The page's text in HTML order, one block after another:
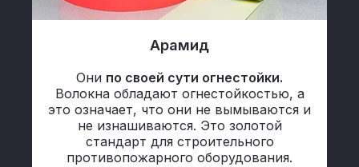
Арамид
Они по своей сути огнестойки.
Волокна обладают огнестойкостью, а
это означает, что они не вымываются и
не изнашиваются. Это золотой
стандарт для строительного
противопожарного оборудования.